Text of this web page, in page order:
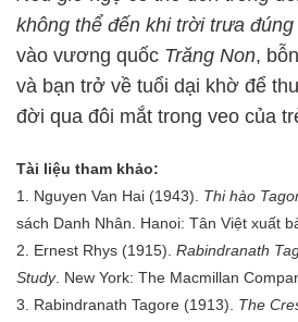
không thể đến khi trời trưa đúng
vào vương quốc Trăng Non,
và bạn trở về tuổi dại khờ để
đời qua đôi mắt trong veo của
Tài liệu tham khảo:
1. Nguyen Van Hai (1943). Thi hào
sách Danh Nhân. Hanoi: Tân Việt xuất
2. Ernest Rhys (1915). Rabindranath
Study. New York: The Macmillan
3. Rabindranath Tagore (1913). The